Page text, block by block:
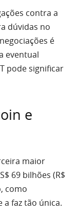
contra a
dúvidas no
é
eventual
pode significar
e
maior
69 bilhões (R$
como
a faz tão única.